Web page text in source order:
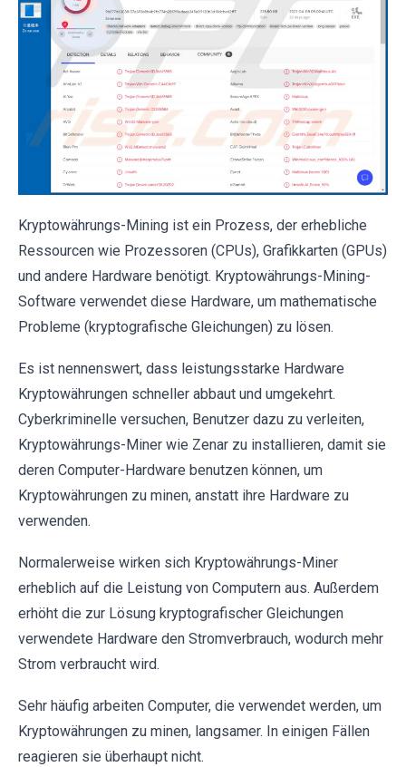
Kryptowährungs-Mining ist ein Prozess, der erhebliche
Ressourcen wie Prozessoren (CPUs), Grafikkarten (GPUs)
und andere Hardware benötigt. Kryptowährungs-Mining-
Software verwendet diese Hardware, um mathematische
Probleme (kryptografische Gleichungen) zu lösen.
Es ist nennenswert, dass leistungsstarke Hardware
Kryptowährungen schneller abbaut und umgekehrt.
Cyberkriminelle versuchen, Benutzer dazu zu verleiten,
Kryptowährungs-Miner wie Zenar zu installieren, damit sie
deren Computer-Hardware benutzen können, um
Kryptowährungen zu minen, anstatt ihre Hardware zu
verwenden.
Normalerweise wirken sich Kryptowährungs-Miner
erheblich auf die Leistung von Computern aus. Außerdem
erhöht die zur Lösung kryptografischer Gleichungen
verwendete Hardware den Stromverbrauch, wodurch mehr
Strom verbraucht wird.
Sehr häufig arbeiten Computer, die verwendet werden, um
Kryptowährungen zu minen, langsamer. In einigen Fällen
reagieren sie überhaupt nicht.